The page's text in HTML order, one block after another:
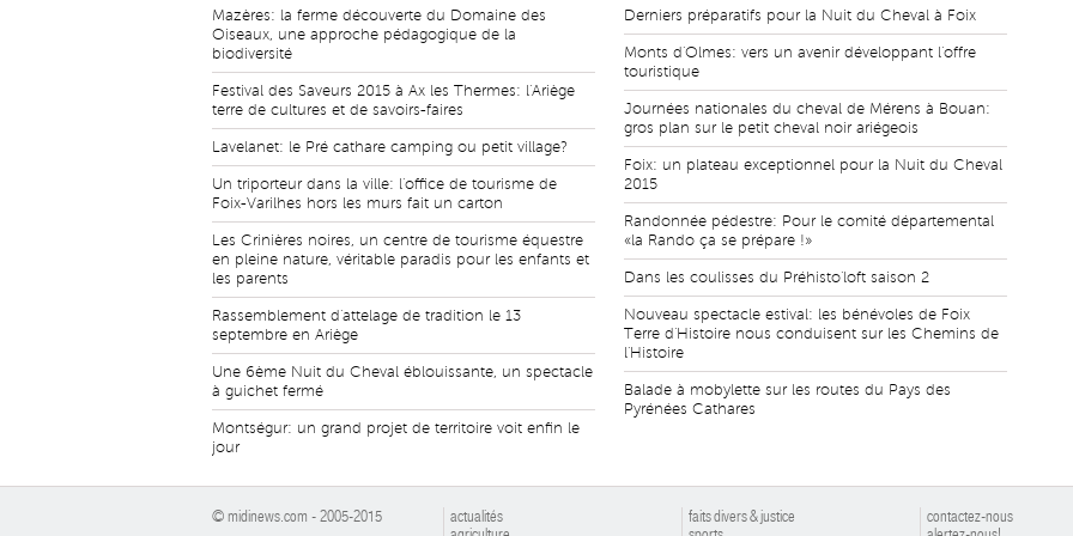
Mazères: la ferme découverte du Domaine des
Oiseaux, une approche pédagogique de la
biodiversité
Festival des Saveurs 2015 à Ax les Thermes: l'Ariège
terre de cultures et de savoirs-faires
Lavelanet: le Pré cathare camping ou petit village?
Un triporteur dans la ville: l'office de tourisme de
Foix-Varilhes hors les murs fait un carton
Les Crinières noires, un centre de tourisme équestre
en pleine nature, véritable paradis pour les enfants et
les parents
Rassemblement d'attelage de tradition le 13
septembre en Ariège
Une 6ème Nuit du Cheval éblouissante, un spectacle
à guichet fermé
Montségur: un grand projet de territoire voit enfin le
jour
Derniers préparatifs pour la Nuit du Cheval à Foix
Monts d'Olmes: vers un avenir développant l'offre
touristique
Journées nationales du cheval de Mérens à Bouan:
gros plan sur le petit cheval noir ariégeois
Foix: un plateau exceptionnel pour la Nuit du Cheval
2015
Randonnée pédestre: Pour le comité départemental
«la Rando ça se prépare !»
Dans les coulisses du Préhisto'loft saison 2
Nouveau spectacle estival: les bénévoles de Foix
Terre d'Histoire nous conduisent sur les Chemins de
l'Histoire
Balade à mobylette sur les routes du Pays des
Pyrénées Cathares
© midinews.com - 2005-2015
actualités
faits divers & justice
contactez-nous